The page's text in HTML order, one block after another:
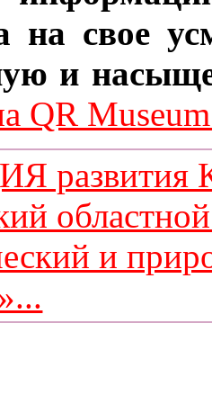
на свое
и
QR
развития
и